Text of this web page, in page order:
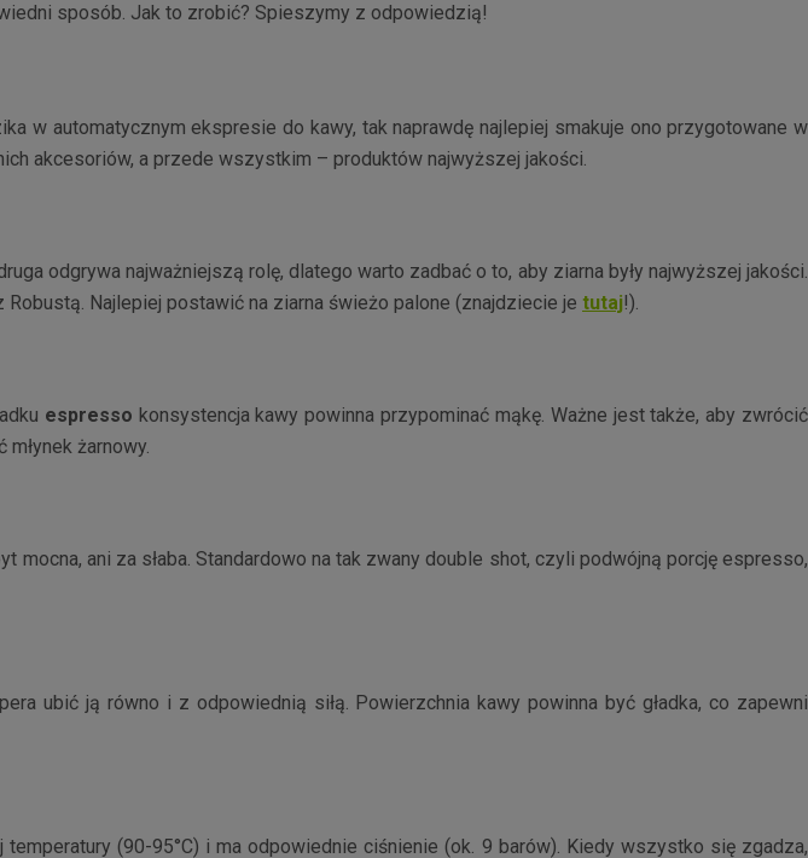
sposób. Jak to zrobić? Spieszymy z odpowiedzią!
w automatycznym ekspresie do kawy, tak naprawdę najlepiej smakuje ono przygotowane w
akcesoriów, a przede wszystkim – produktów najwyższej jakości.
odgrywa najważniejszą rolę, dlatego warto zadbać o to, aby ziarna były najwyższej jakości.
Najlepiej postawić na ziarna świeżo palone (znajdziecie je tutaj!).
espresso konsystencja kawy powinna przypominać mąkę. Ważne jest także, aby zwrócić
żarnowy.
ani za słaba. Standardowo na tak zwany double shot, czyli podwójną porcję espresso,
ubić ją równo i z odpowiednią siłą. Powierzchnia kawy powinna być gładka, co zapewni
(90-95°C) i ma odpowiednie ciśnienie (ok. 9 barów). Kiedy wszystko się zgadza,